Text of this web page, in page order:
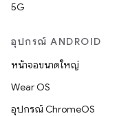
5G
อุปกรณ์ ANDROID
หน้าจอขนาดใหญ่
Wear OS
อุปกรณ์ ChromeOS